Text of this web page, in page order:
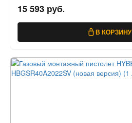
15 593 руб.
В КОРЗИНУ